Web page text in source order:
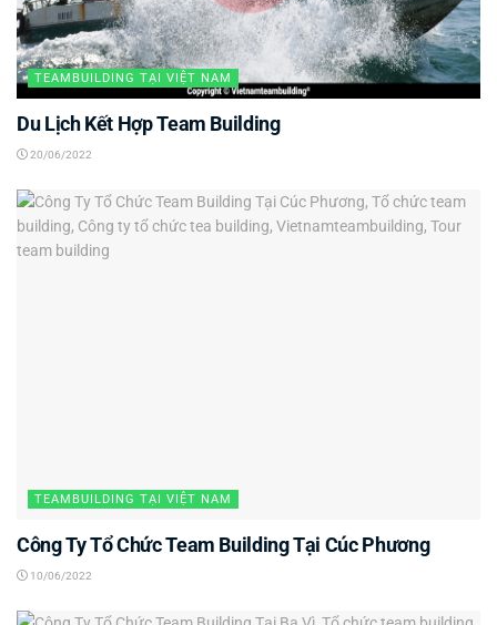
TEAMBUILDING TẠI VIỆT NAM
Du Lịch Kết Hợp Team Building
20/06/2022
TEAMBUILDING TẠI VIỆT NAM
Công Ty Tổ Chức Team Building Tại Cúc Phương
10/06/2022